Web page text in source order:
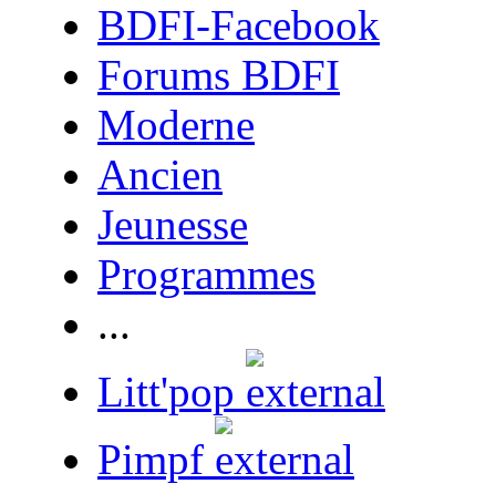
BDFI-Facebook
Forums BDFI
Moderne
Ancien
Jeunesse
Programmes
...
Litt'pop
Pimpf